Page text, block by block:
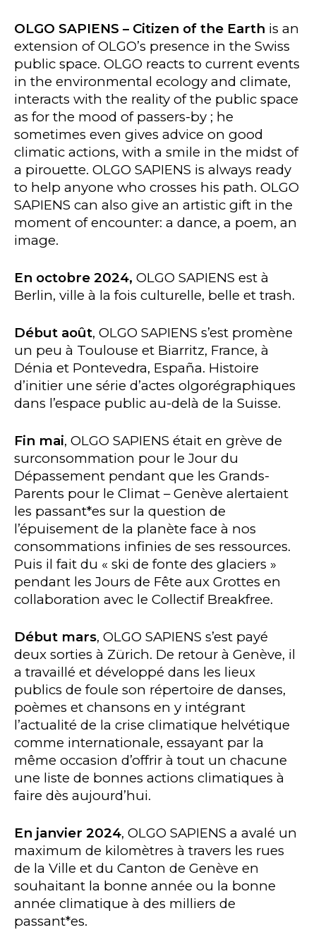
OLGO SAPIENS – Citizen of the Earth is an
extension of OLGO’s presence in the Swiss
public space. OLGO reacts to current events
in the environmental ecology and climate,
interacts with the reality of the public space
as for the mood of passers-by ; he
sometimes even gives advice on good
climatic actions, with a smile in the midst of
a pirouette. OLGO SAPIENS is always ready
to help anyone who crosses his path. OLGO
SAPIENS can also give an artistic gift in the
moment of encounter: a dance, a poem, an
image.
En octobre 2024, OLGO SAPIENS est à
Berlin, ville à la fois culturelle, belle et trash.
Début août, OLGO SAPIENS s’est promène
un peu à Toulouse et Biarritz, France, à
Dénia et Pontevedra, España. Histoire
d’initier une série d’actes olgorégraphiques
dans l’espace public au-delà de la Suisse.
Fin mai, OLGO SAPIENS était en grève de
surconsommation pour le Jour du
Dépassement pendant que les Grands-
Parents pour le Climat – Genève alertaient
les passant*es sur la question de
l’épuisement de la planète face à nos
consommations infinies de ses ressources.
Puis il fait du « ski de fonte des glaciers »
pendant les Jours de Fête aux Grottes en
collaboration avec le Collectif Breakfree.
Début mars, OLGO SAPIENS s’est payé
deux sorties à Zürich. De retour à Genève, il
a travaillé et développé dans les lieux
publics de foule son répertoire de danses,
poèmes et chansons en y intégrant
l’actualité de la crise climatique helvétique
comme internationale, essayant par la
même occasion d’offrir à tout un chacune
une liste de bonnes actions climatiques à
faire dès aujourd’hui.
En janvier 2024, OLGO SAPIENS a avalé un
maximum de kilomètres à travers les rues
de la Ville et du Canton de Genève en
souhaitant la bonne année ou la bonne
année climatique à des milliers de
passant*es.